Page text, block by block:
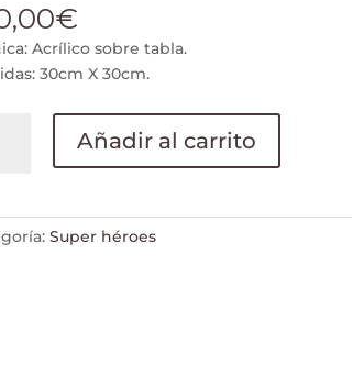
€
Acrílico sobre tabla.
30cm X 30cm.
Añadir al carrito
Super héroes